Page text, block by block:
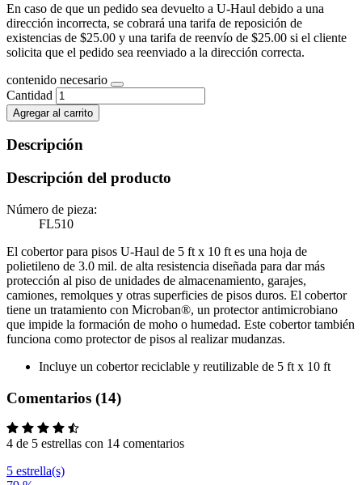
En caso de que un pedido sea devuelto a U-Haul debido a una
dirección incorrecta, se cobrará una tarifa de reposición de
existencias de $25.00 y una tarifa de reenvío de $25.00 si el cliente
solicita que el pedido sea reenviado a la dirección correcta.
contenido necesario
Cantidad
Agregar al carrito
Descripción
Descripción del producto
Número de pieza:
FL510
El cobertor para pisos U-Haul de 5 ft x 10 ft es una hoja de
polietileno de 3.0 mil. de alta resistencia diseñada para dar más
protección al piso de unidades de almacenamiento, garajes,
camiones, remolques y otras superficies de pisos duros. El cobertor
tiene un tratamiento con Microban®, un protector antimicrobiano
que impide la formación de moho o humedad. Este cobertor también
funciona como protector de pisos al realizar mudanzas.
Incluye un cobertor reciclable y reutilizable de 5 ft x 10 ft
Comentarios (14)
4 de 5 estrellas con 14 comentarios
5 estrella(s)